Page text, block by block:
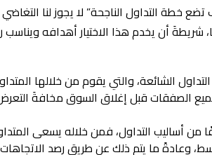
التداول الناجحة” لا يجوز لنا التغاضي
شريطةَ أن يخدم هذا الاختيار أهدافه
الشائعة، والتي يقوم من خلالها
الصفقات قبل إغلاق السوق مخافةَ التعرض
من أساليب التداول، فمن خلاله يسعى
وعادةً ما يتم ذلك عن طريق رصد